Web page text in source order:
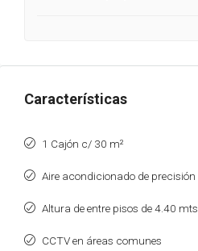
Características
1 Cajón c/ 30 m²
Aire acondicionado de precisión
Altura de entre pisos de 4.40 mts
CCTV en áreas comunes